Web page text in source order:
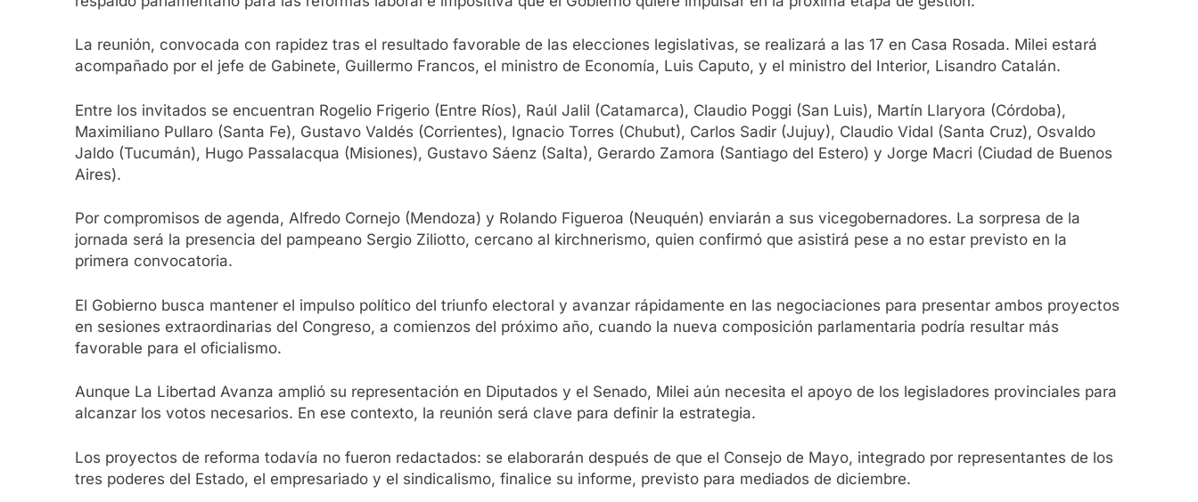
La reunión, convocada con rapidez tras el resultado favorable de las elecciones legislativas, se realizará a las 17 en Casa Rosada. Milei estará
acompañado por el jefe de Gabinete, Guillermo Francos, el ministro de Economía, Luis Caputo, y el ministro del Interior, Lisandro Catalán.
Entre los invitados se encuentran Rogelio Frigerio (Entre Ríos), Raúl Jalil (Catamarca), Claudio Poggi (San Luis), Martín Llaryora (Córdoba),
Maximiliano Pullaro (Santa Fe), Gustavo Valdés (Corrientes), Ignacio Torres (Chubut), Carlos Sadir (Jujuy), Claudio Vidal (Santa Cruz), Osvaldo
Jaldo (Tucumán), Hugo Passalacqua (Misiones), Gustavo Sáenz (Salta), Gerardo Zamora (Santiago del Estero) y Jorge Macri (Ciudad de Buenos
Aires).
Por compromisos de agenda, Alfredo Cornejo (Mendoza) y Rolando Figueroa (Neuquén) enviarán a sus vicegobernadores. La sorpresa de la
jornada será la presencia del pampeano Sergio Ziliotto, cercano al kirchnerismo, quien confirmó que asistirá pese a no estar previsto en la
primera convocatoria.
El Gobierno busca mantener el impulso político del triunfo electoral y avanzar rápidamente en las negociaciones para presentar ambos proyectos
en sesiones extraordinarias del Congreso, a comienzos del próximo año, cuando la nueva composición parlamentaria podría resultar más
favorable para el oficialismo.
Aunque La Libertad Avanza amplió su representación en Diputados y el Senado, Milei aún necesita el apoyo de los legisladores provinciales para
alcanzar los votos necesarios. En ese contexto, la reunión será clave para definir la estrategia.
Los proyectos de reforma todavía no fueron redactados: se elaborarán después de que el Consejo de Mayo, integrado por representantes de los
tres poderes del Estado, el empresariado y el sindicalismo, finalice su informe, previsto para mediados de diciembre.